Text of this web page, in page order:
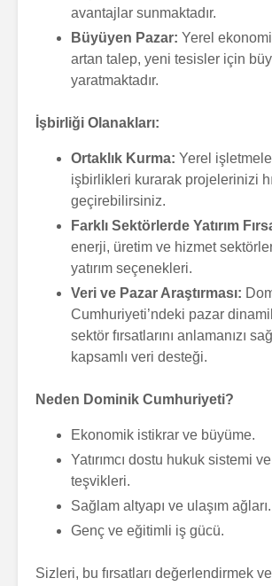
avantajlar sunmaktadır.
Büyüyen Pazar: Yerel
artan talep, yeni tesisler için
yaratmaktadır.
İşbirliği Olanakları:
Ortaklık Kurma: Yerel
işbirlikleri kurarak projelerinizi
geçirebilirsiniz.
Farklı Sektörlerde Yatırım
enerji, üretim ve hizmet
yatırım seçenekleri.
Veri ve Pazar Araştırması:
Cumhuriyeti’ndeki pazar
sektör fırsatlarını anlamanızı
kapsamlı veri desteği.
Neden Dominik Cumhuriyeti?
Ekonomik istikrar ve büyüme.
Yatırımcı dostu hukuk sistemi
teşvikleri.
Sağlam altyapı ve ulaşım ağları.
Genç ve eğitimli iş gücü.
Sizleri, bu fırsatları değerlendirmek
Villa
Apartman
Dominik
Cumhuriyeti Turizm